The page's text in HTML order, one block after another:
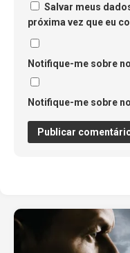
Salvar meus
próxima vez que eu
Notifique-me sobre
Notifique-me sobre